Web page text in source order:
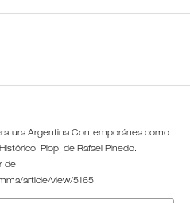
Argentina Contemporánea como
Plop, de Rafael Pinedo.
de
article/view/5165